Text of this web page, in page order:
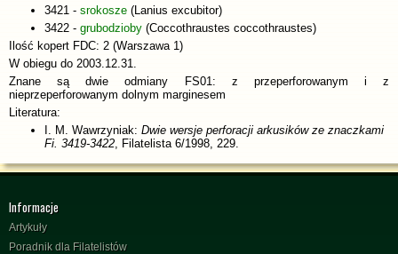
3421 - srokosze (Lanius excubitor)
3422 - grubodzioby (Coccothraustes coccothraustes)
Ilość kopert FDC: 2 (Warszawa 1)
W obiegu do 2003.12.31.
Znane są dwie odmiany FS01: z przeperforowanym i z
nieprzeperforowanym dolnym marginesem
Literatura:
I. M. Wawrzyniak: Dwie wersje perforacji arkusików ze znaczkami
Fi. 3419-3422 , Filatelista 6/1998, 229.
Informacje
Artykuły
Poradnik dla Filatelistów